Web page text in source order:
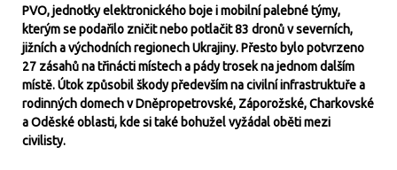
PVO, jednotky elektronického boje i mobilní palebné týmy,
kterým se podařilo zničit nebo potlačit 83 dronů v severních,
jižních a východních regionech Ukrajiny. Přesto bylo potvrzeno
27 zásahů na třinácti místech a pády trosek na jednom dalším
místě. Útok způsobil škody především na civilní infrastruktuře a
rodinných domech v Dněpropetrovské, Záporožské, Charkovské
a Oděské oblasti, kde si také bohužel vyžádal oběti mezi
civilisty.